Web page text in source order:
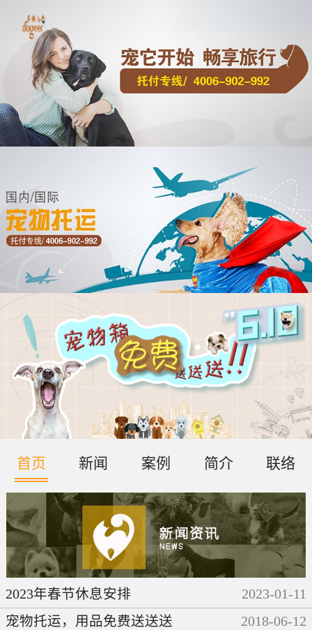
首页 新闻 案例 简介 联络
2023年春节休息安排 2023-01-11
宠物托运，用品免费送送送
2018-06-12